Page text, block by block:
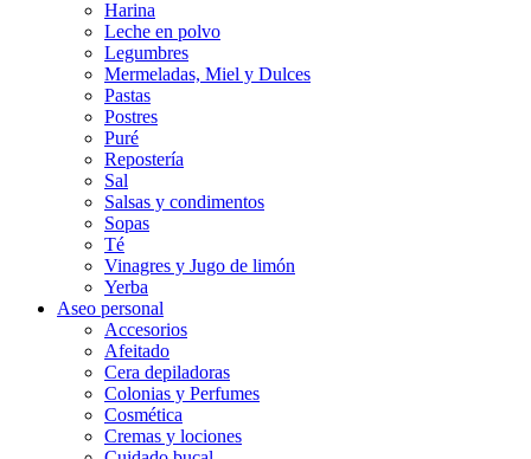
Harina
Leche en polvo
Legumbres
Mermeladas, Miel y Dulces
Pastas
Postres
Puré
Repostería
Sal
Salsas y condimentos
Sopas
Té
Vinagres y Jugo de limón
Yerba
Aseo personal
Accesorios
Afeitado
Cera depiladoras
Colonias y Perfumes
Cosmética
Cremas y lociones